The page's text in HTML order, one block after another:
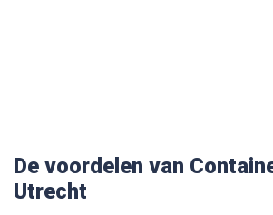
De voordelen van
Utrecht